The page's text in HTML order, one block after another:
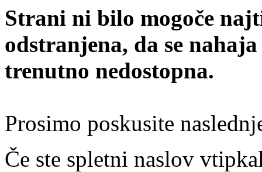
Strani ni bilo mogoče
odstranjena, da se
trenutno nedostopna.
Prosimo poskusite
Če ste spletni naslov